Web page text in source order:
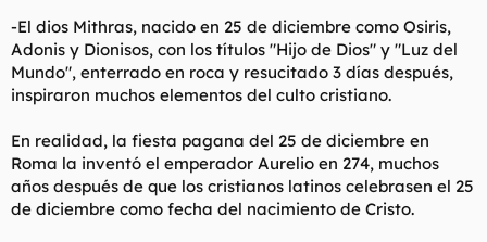
-El dios Mithras, nacido en 25 de diciembre como Osiris,
Adonis y Dionisos, con los títulos "Hijo de Dios" y "Luz del
Mundo", enterrado en roca y resucitado 3 días después,
inspiraron muchos elementos del culto cristiano.
En realidad, la fiesta pagana del 25 de diciembre en
Roma la inventó el emperador Aurelio en 274, muchos
años después de que los cristianos latinos celebrasen el 25
de diciembre como fecha del nacimiento de Cristo.